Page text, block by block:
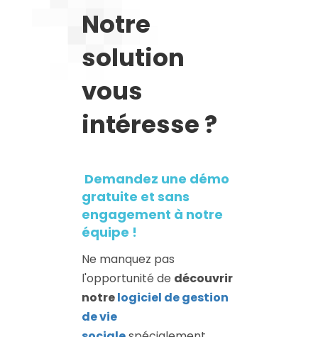
Notre
solution
vous
intéresse ?
Demandez une démo
gratuite et sans
engagement à notre
équipe !
Ne manquez pas
l'opportunité de découvrir
notrelogiciel de gestion
de vie